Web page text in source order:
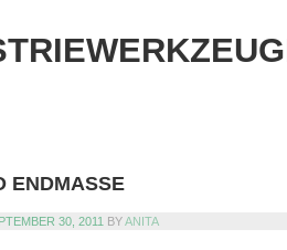
ENDMASSE
30, 2011 BYANITA